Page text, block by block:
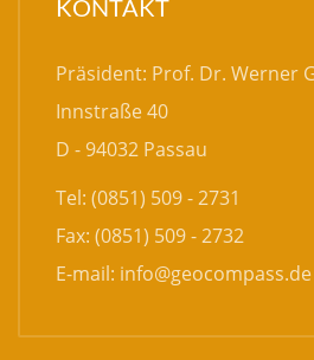
KONTAKT
Präsident: Prof. Dr. Werner
Innstraße 40
D - 94032 Passau
Tel: (0851) 509 - 2731
Fax: (0851) 509 - 2732
E-mail: info@geocompass.de